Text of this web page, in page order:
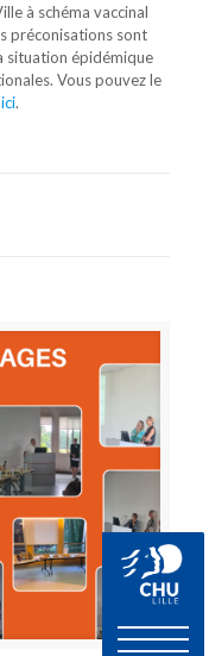
à schéma vaccinal
préconisations sont
situation épidémique
Vous pouvez le
ici.